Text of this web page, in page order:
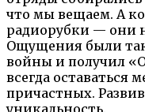
что мы вещаем. А
радиорубки — они
Ощущения были
войны и получил
всегда оставаться
причастных.
уникальность.